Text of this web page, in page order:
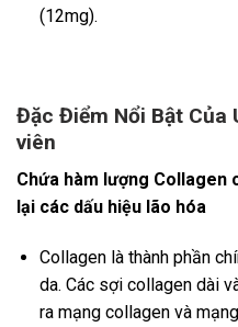
(12mg).
Đặc Điểm Nổi Bật Của
viên
Chứa hàm lượng Collagen
lại các dấu hiệu lão hóa
Collagen là thành phần
da. Các sợi collagen dài
ra mạng collagen và